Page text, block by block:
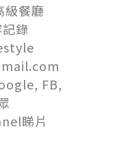
級餐廳
錄
FB,
睇片